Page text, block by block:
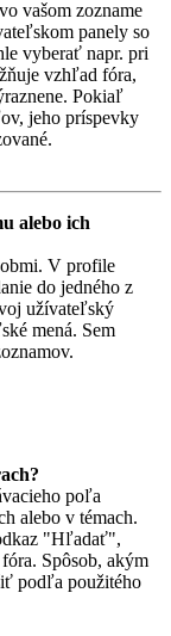
vašom zozname
panely so
vyberať napr. pri
vzhľad fóra,
Pokiaľ
jeho príspevky
alebo ich
V profile
do jedného z
užívateľský
mená. Sem
poľa
alebo v témach.
"Hľadať",
Spôsob, akým
podľa použitého